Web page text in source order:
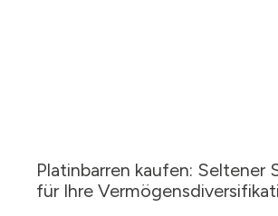
Platinbarren kaufen: Seltener
für Ihre